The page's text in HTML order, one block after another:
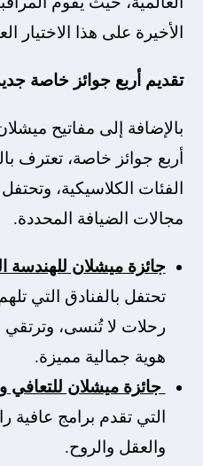
الأخيرة على هذا الاختيار
تقديم أربع جوائز خاصة
بالإضافة إلى مفاتيح
أربع جوائز خاصة، تعترف
الفئات الكلاسيكية،
مجالات الضيافة المحددة.
جائزة ميشلان للهندسة
تحتفل بالفنادق التي
رحلات لا تُنسى،
هوية جمالية مميزة.
جائزة ميشلان للتعافي
التي تقدم برامج عافية
والعقل والروح.